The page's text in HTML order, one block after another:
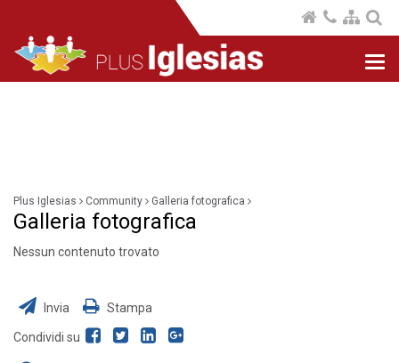
Plus Iglesias Community Galleria fotografica
Galleria fotografica
Nessun contenuto trovato
Invia Stampa
Condividi su